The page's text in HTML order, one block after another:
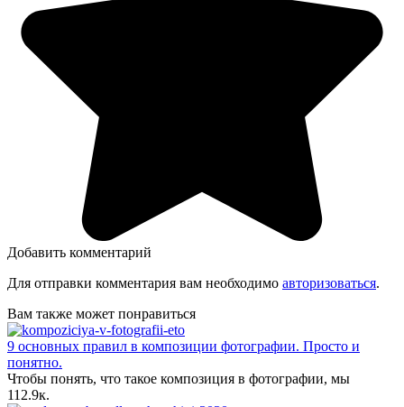
Добавить комментарий
Для отправки комментария вам необходимо авторизоваться.
Вам также может понравиться
9 основных правил в композиции фотографии. Просто и
понятно.
Чтобы понять, что такое композиция в фотографии, мы
112.9к.